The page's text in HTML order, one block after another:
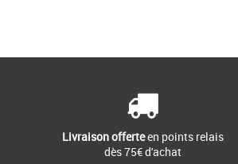
Livraison offerteen points relais
dès 75€ d'achat